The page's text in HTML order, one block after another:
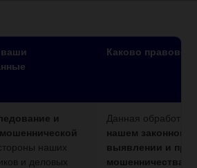
Каково правовое
и
наших
и деловых
Данная обработка
нашем законном
выявлении и
мошенничества